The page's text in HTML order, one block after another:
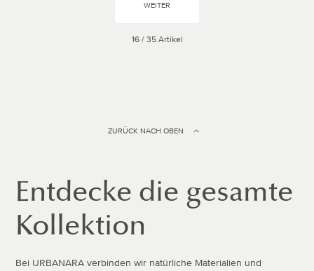
WEITER
16 / 35 Artikel
ZURÜCK NACH OBEN
Entdecke die gesamte
Kollektion
Bei URBANARA verbinden wir natürliche Materialien und